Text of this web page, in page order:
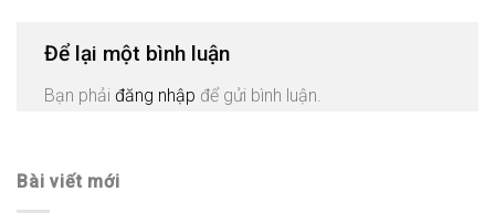
Để lại một bình luận
Bạn phải đăng nhập để gửi bình luận.
Bài viết mới